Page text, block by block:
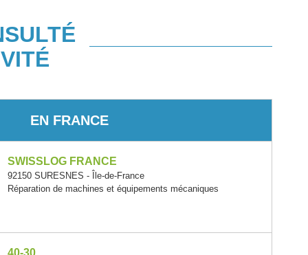
EN FRANCE
SWISSLOG FRANCE
92150 SURESNES - Île-de-France
Réparation de machines et équipements mécaniques
40-30